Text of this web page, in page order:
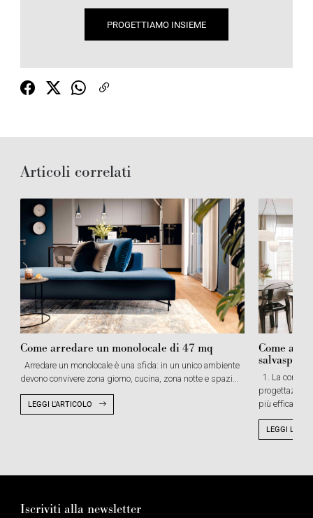
PROGETTIAMO INSIEME
Articoli correlati
Come arredare un monolocale di 47 mq
Arredare un monolocale è una sfida: in un unico ambiente
devono convivere zona giorno, cucina, zona notte e spazi...
LEGGI L'ARTICOLO
Come
1. La
più efficace
LEGGI
Iscriviti alla newsletter